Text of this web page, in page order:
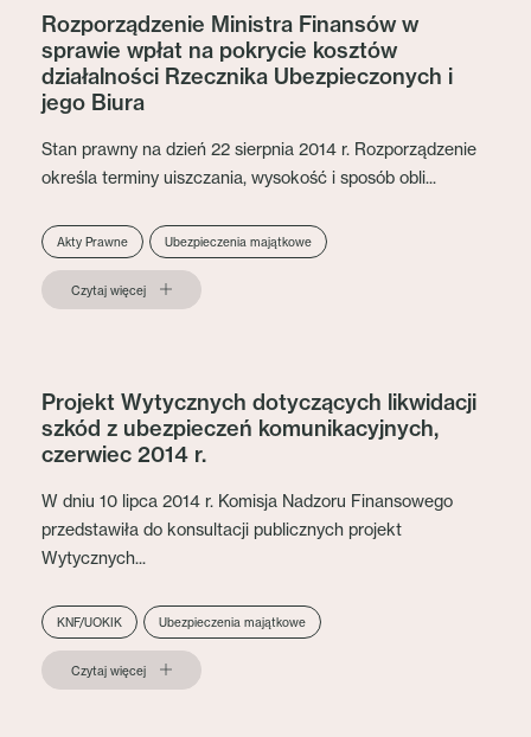
Rozporządzenie Ministra Finansów w
sprawie wpłat na pokrycie kosztów
działalności Rzecznika Ubezpieczonych i
jego Biura
Stan prawny na dzień 22 sierpnia 2014 r. Rozporządzenie
określa terminy uiszczania, wysokość i sposób obli...
Akty Prawne Ubezpieczenia majątkowe
Czytaj więcej
Projekt Wytycznych dotyczących likwidacji
szkód z ubezpieczeń komunikacyjnych,
czerwiec 2014 r.
W dniu 10 lipca 2014 r. Komisja Nadzoru Finansowego
przedstawiła do konsultacji publicznych projekt
Wytycznych...
KNF/UOKIK Ubezpieczenia majątkowe
Czytaj więcej